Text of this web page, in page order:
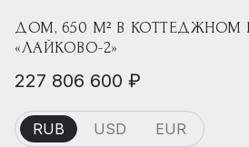
ДОМ, 650 М² В КОТТЕДЖНОМ
«ЛАЙКОВО-2»
227 806 600 ₽
RUB USD EUR